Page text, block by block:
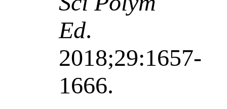
Ed.
2018;29:1657-
1666.